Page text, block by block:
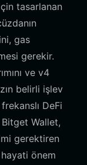
tasarlanan
gas
gerekir.
ve v4
belirli işlev
DeFi
Wallet,
gerektiren
önem